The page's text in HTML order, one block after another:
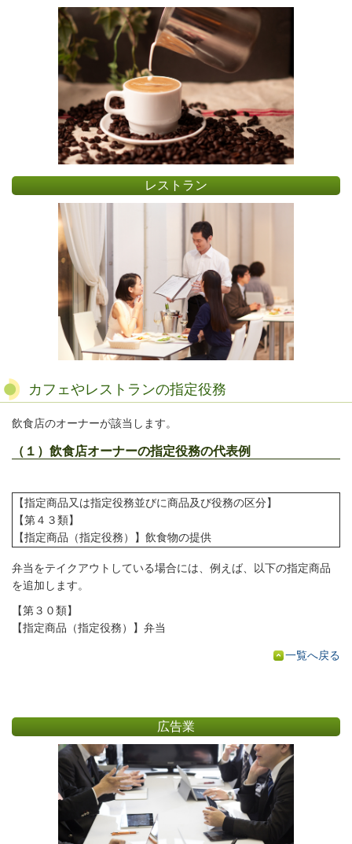
レストラン
カフェやレストランの指定役務
飲食店のオーナーが該当します。
（１）飲食店オーナーの指定役務の代表例
【指定商品又は指定役務並びに商品及び役務の区分】
【第４３類】
【指定商品（指定役務）】飲食物の提供
弁当をテイクアウトしている場合には、例えば、以下の指定商品
を追加します。
【第３０類】
【指定商品（指定役務）】弁当
一覧へ戻る
広告業